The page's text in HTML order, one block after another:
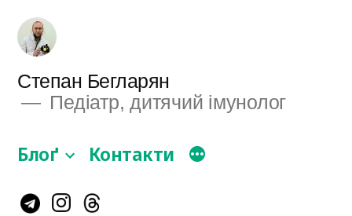
Перейти
до
вмісту
Степан Бегларян
Педіатр, дитячий імунолог
Блоґ Контакти
TelegramInstagram
Threads